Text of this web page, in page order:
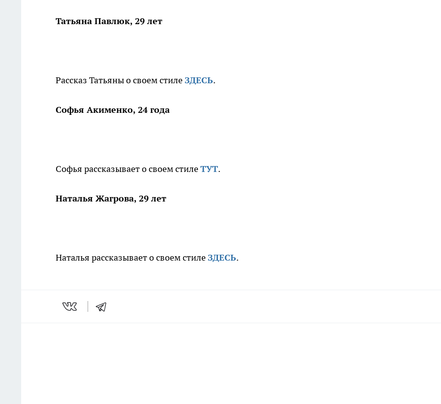
Татьяна Павлюк, 29 лет
Рассказ Татьяны о своем стилеЗДЕСЬ.
Софья Акименко, 24 года
Софья рассказывает о своем стилеТУТ.
Наталья Жагрова, 29 лет
Наталья рассказывает о своем стилеЗДЕСЬ.